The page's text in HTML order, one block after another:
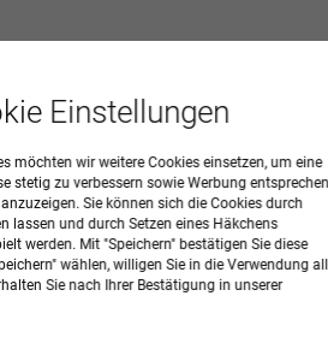
Handgriffbügel,
Einstellungen
möchten wir weitere Cookies einsetzen, um eine
stetig zu verbessern sowie Werbung
Sie können sich die Cookies durch
lassen und durch Setzen eines Häkchens
werden. Mit "Speichern" bestätigen Sie diese
wählen, willigen Sie in die Verwendung
Sie nach Ihrer Bestätigung in unserer